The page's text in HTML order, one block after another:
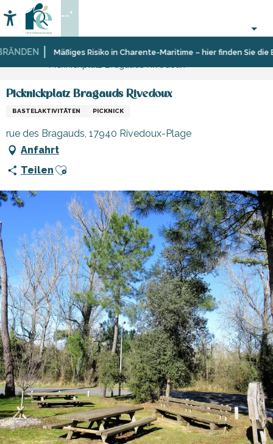
au
contenu
principal
Mäßiges Risiko in Charente-Maritime – hier finden Sie die
Accessibilité
Suche
--°
Startseite
Organisieren
und
Freizeit
Sport Schulen,
Picknickplatz Bragauds Rivedoux
BASTELAKTIVITÄTEN PICKNICK
rue des Bragauds, 17940 Rivedoux-Plage
Anfahrt
Teilen Ajouter aux favoris